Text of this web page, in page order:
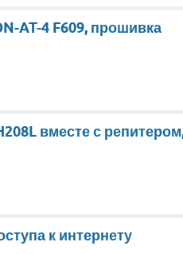
AT-4 F609, прошивка
вместе с
к интернету